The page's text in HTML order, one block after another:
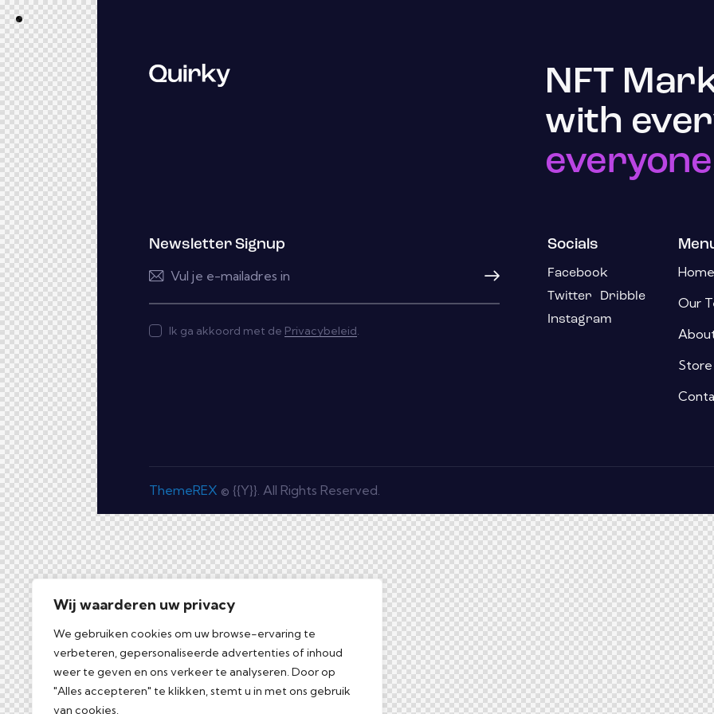
Wij waarderen uw privacy
We gebruiken cookies om uw browse-ervaring te
verbeteren, gepersonaliseerde advertenties of inhoud
weer te geven en ons verkeer te analyseren. Door op
"Alles accepteren" te klikken, stemt u in met ons gebruik
van cookies.
NFT
with
everyone
Newsletter Signup
Subscribe
Ik ga akkoord met de Privacybeleid.
Socials
Facebook
Twitter
Dribble
Instagram
Home
Our
Store
ThemeREX © {{Y}}. All Rights Reserved.